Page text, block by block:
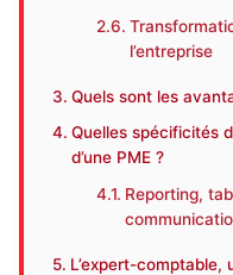
l’entreprise
Quels sont les
Quelles spécificités
d’une PME ?
Reporting,
L’expert-comptable,